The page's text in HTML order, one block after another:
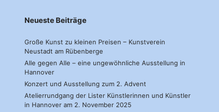
Neueste Beiträge
Große Kunst zu kleinen Preisen – Kunstverein
Neustadt am Rübenberge
Alle gegen Alle – eine ungewöhnliche Ausstellung in
Hannover
Konzert und Ausstellung zum 2. Advent
Atelierrundgang der Lister Künstlerinnen und Künstler
in Hannover am 2. November 2025